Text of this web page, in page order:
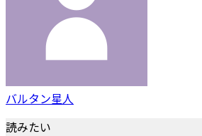
バルタン星人
読みたい